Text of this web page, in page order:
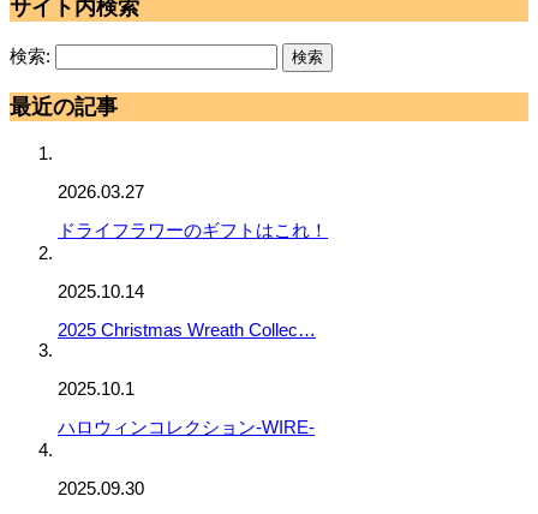
サイト内検索
検索:
最近の記事
2026.03.27
ドライフラワーのギフトはこれ！
2025.10.14
2025 Christmas Wreath Collec…
2025.10.1
ハロウィンコレクション-WIRE-
2025.09.30